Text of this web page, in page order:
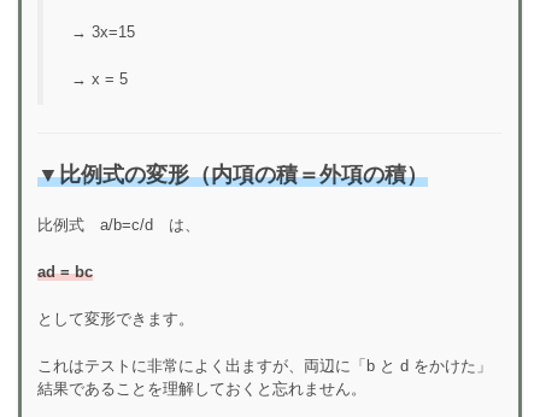
→ 3x=15
→ x = 5
▼比例式の変形（内項の積＝外項の積）
比例式a/b=c/d は、
ad = bc
として変形できます。
これはテストに非常によく出ますが、両辺に「b と d をかけた」
結果であることを理解しておくと忘れません。